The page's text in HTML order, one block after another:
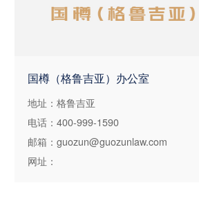
国樽（格鲁吉亚）办公室
地址：格鲁吉亚
电话：400-999-1590
邮箱：guozun@guozunlaw.com
网址：